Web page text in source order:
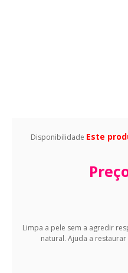
Disponibilidade Este
Limpa a pele sem a agredir
natural. Ajuda a